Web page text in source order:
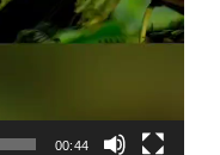
00:44